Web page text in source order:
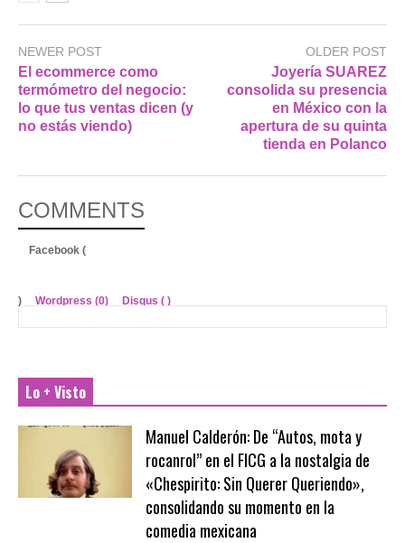
NEWER POST
El ecommerce como
termómetro del negocio:
lo que tus ventas dicen (y
no estás viendo)
OLDER POST
Joyería SUAREZ
consolida su presencia
en México con la
apertura de su quinta
tienda en Polanco
COMMENTS
Facebook (
) Wordpress (0) Disqus ( )
Lo + Visto
Manuel Calderón: De “Autos, mota y
rocanrol” en el FICG a la nostalgia de
«Chespirito: Sin Querer Queriendo»,
consolidando su momento en la
comedia mexicana